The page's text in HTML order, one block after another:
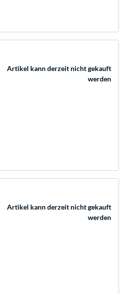
Artikel kann derzeit nicht gekauft
werden
Artikel kann derzeit nicht gekauft
werden